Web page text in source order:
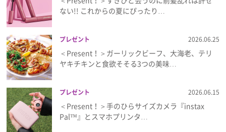
ない!! これからの夏にぴったり…
プレゼント 2026.06.25
＜Present！＞ガーリックビーフ、大海老、テリ
ヤキチキンと食欲そそる3つの美味…
プレゼント 2026.06.15
＜Present！＞手のひらサイズカメラ『instax
Pal™』とスマホプリンタ…